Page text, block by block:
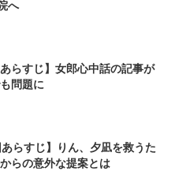
へ
らすじ】女郎心中話の記事が
問題に
あらすじ】りん、夕凪を救うた
らの意外な提案とは